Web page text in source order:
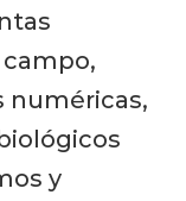
numéricas,
y